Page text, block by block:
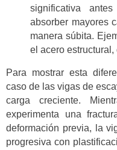
significativa
absorber mayores
manera súbita.
el acero
Para mostrar esta
caso de las vigas de
carga creciente.
experimenta una
deformación previa, la
progresiva con